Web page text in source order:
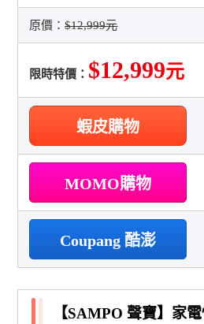
原價：$12,999元
限時特價： $12,999元
蝦皮購物
MOMO購物
Coupang 酷澎
【SAMPO 聲寶】家